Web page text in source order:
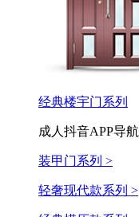
经典楼宇门系列
成人抖音APP导航
装甲门系列 >
轻奢现代款系列 >